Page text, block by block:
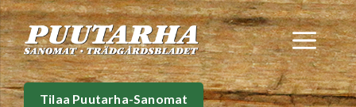
Siirry
sisältöön
Tilaa Puutarha-Sanomat